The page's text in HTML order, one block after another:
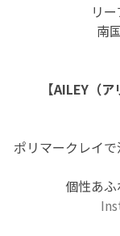
リ
南
【AILEY（
ポリマークレイ
個性あ